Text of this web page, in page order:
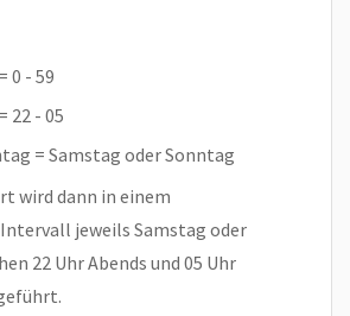
0 - 59
22 - 05
= Samstag oder Sonntag
wird dann in einem
jeweils Samstag oder
22 Uhr Abends und 05 Uhr